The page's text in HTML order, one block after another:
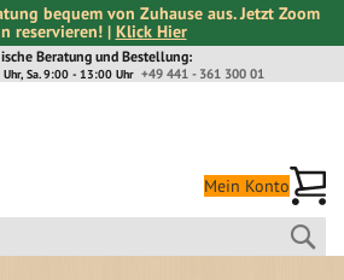
bequem von Zuhause aus. Jetzt Zoom
reservieren! | Klick Hier
Beratung und Bestellung:
+49 441 - 361 300 01
Sa. 9:00 - 13:00 Uhr
Mein Konto